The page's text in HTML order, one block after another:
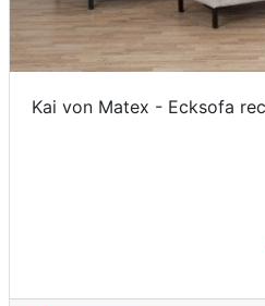
Kai von Matex - Ecksofa